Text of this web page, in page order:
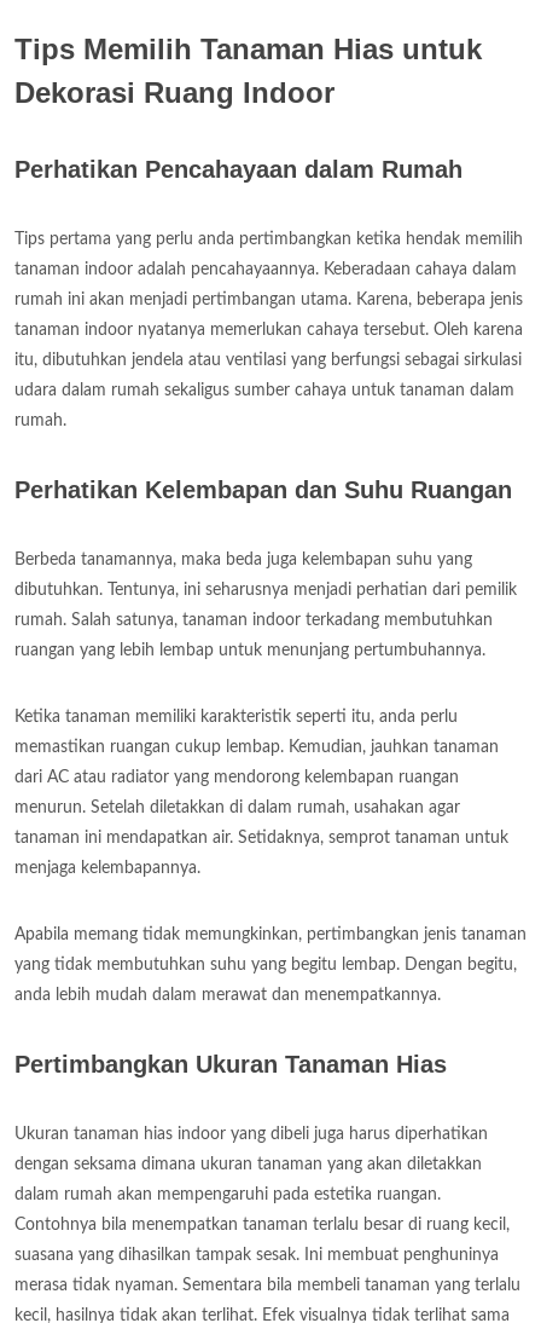
Tips Memilih Tanaman Hias untuk
Dekorasi Ruang Indoor
Perhatikan Pencahayaan dalam Rumah
Tips pertama yang perlu anda pertimbangkan ketika hendak memilih
tanaman indoor adalah pencahayaannya. Keberadaan cahaya dalam
rumah ini akan menjadi pertimbangan utama. Karena, beberapa jenis
tanaman indoor nyatanya memerlukan cahaya tersebut. Oleh karena
itu, dibutuhkan jendela atau ventilasi yang berfungsi sebagai sirkulasi
udara dalam rumah sekaligus sumber cahaya untuk tanaman dalam
rumah.
Perhatikan Kelembapan dan Suhu Ruangan
Berbeda tanamannya, maka beda juga kelembapan suhu yang
dibutuhkan. Tentunya, ini seharusnya menjadi perhatian dari pemilik
rumah. Salah satunya, tanaman indoor terkadang membutuhkan
ruangan yang lebih lembap untuk menunjang pertumbuhannya.
Ketika tanaman memiliki karakteristik seperti itu, anda perlu
memastikan ruangan cukup lembap. Kemudian, jauhkan tanaman
dari AC atau radiator yang mendorong kelembapan ruangan
menurun. Setelah diletakkan di dalam rumah, usahakan agar
tanaman ini mendapatkan air. Setidaknya, semprot tanaman untuk
menjaga kelembapannya.
Apabila memang tidak memungkinkan, pertimbangkan jenis tanaman
yang tidak membutuhkan suhu yang begitu lembap. Dengan begitu,
anda lebih mudah dalam merawat dan menempatkannya.
Pertimbangkan Ukuran Tanaman Hias
Ukuran tanaman hias indoor yang dibeli juga harus diperhatikan
dengan seksama dimana ukuran tanaman yang akan diletakkan
dalam rumah akan mempengaruhi pada estetika ruangan.
Contohnya bila menempatkan tanaman terlalu besar di ruang kecil,
suasana yang dihasilkan tampak sesak. Ini membuat penghuninya
merasa tidak nyaman. Sementara bila membeli tanaman yang terlalu
kecil, hasilnya tidak akan terlihat. Efek visualnya tidak terlihat sama